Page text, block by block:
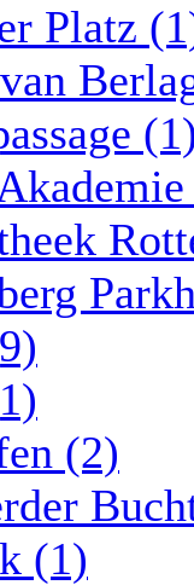
Platz
(1)
(2)
(1)